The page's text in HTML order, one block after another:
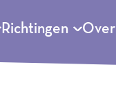
Richtingen Over